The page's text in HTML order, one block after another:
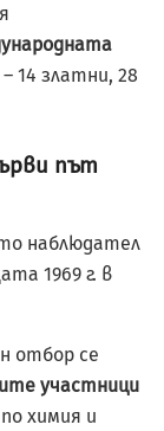
– 14 златни, 28
път
наблюдател
1969 г. в
отбор се
участници
химия и